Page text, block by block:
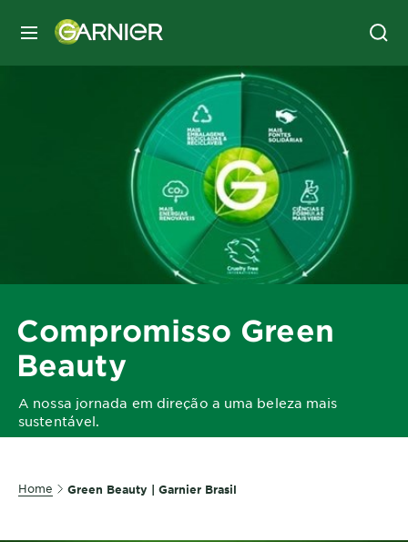
MENU
Compromisso Green
Beauty
A nossa jornada em direção a uma beleza mais
sustentável.
Home Green Beauty | Garnier Brasil